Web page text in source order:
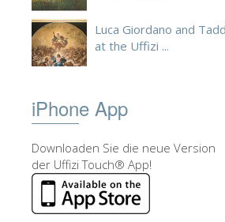
Luca Giordano and
at the Uffizi ...
iPhone App
Downloaden Sie die neue Version
der Uffizi Touch® App!